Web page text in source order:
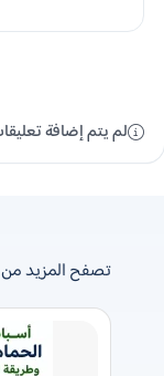
لم يتم إضافة
تصفح المزيد من